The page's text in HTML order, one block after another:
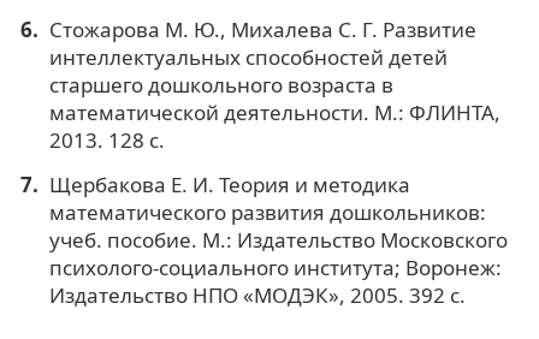
Стожарова М. Ю., Михалева С. Г. Развитие
интеллектуальных способностей детей
старшего дошкольного возраста в
математической деятельности. М.: ФЛИНТА,
2013. 128 с.
Щербакова Е. И. Теория и методика
математического развития дошкольников:
учеб. пособие. М.: Издательство Московского
психолого-социального института; Воронеж:
Издательство НПО «МОДЭК», 2005. 392 с.